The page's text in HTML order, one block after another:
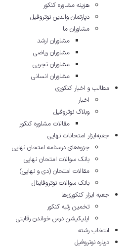
هزینه مشاوره کنکور
دپارتمان والدین نوتروفیل
مشاوران ما
مشاوران ارشد
مشاوران ریاضی
مشاوران تجربی
مشاوران انسانی
مطالب و اخبار کنکوری
اخبار
وبلاگ نوتروفیل
مقالات مشاوره‌ کنکور
جعبه‌ابزار امتحانات نهایی
جزوه‌های درسنامه امتحان نهایی
بانک سوالات امتحان نهایی
مقالات امتحان (دی و نهایی)
بانک سوالات نوتروفاینال
جعبه ابزار کنکوری‌ها
تخمین رتبه کنکور
اپلیکیشن درس خواندن رقابتی
انتخاب رشته
درباره نوتروفیل